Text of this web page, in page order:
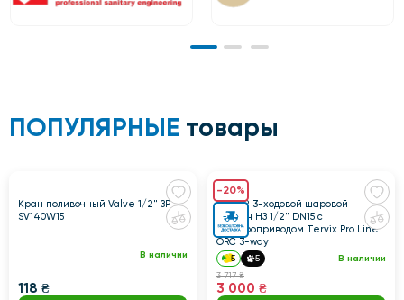
ПОПУЛЯРНЫЕ товары
Кран поливочный Valve 1/2" ЗР
SV140W15
В наличии
118 ₴
-20%
202012 3-ходовой шаровой
клапан НЗ 1/2" DN15 с
электроприводом Tervix Pro Line
ORC 3-way
5 5 В наличии
3 717 ₴
3 000 ₴